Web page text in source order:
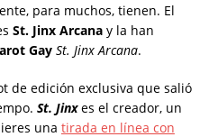
para muchos, tienen. El
St. Jinx Arcanay la han
Gay St. Jinx Arcana.
de edición exclusiva que salió
St. Jinxes el creador, un
una tirada en línea con